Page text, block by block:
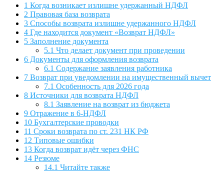
1 Когда возникает излишне удержанный НДФЛ
2 Правовая база возврата
3 Способы возврата излишне удержанного НДФЛ
4 Где находится документ «Возврат НДФЛ»
5 Заполнение документа
5.1 Что делает документ при проведении
6 Документы для оформления возврата
6.1 Содержание заявления работника
7 Возврат при уведомлении на имущественный вычет
7.1 Особенность для 2026 года
8 Источники для возврата НДФЛ
8.1 Заявление на возврат из бюджета
9 Отражение в 6-НДФЛ
10 Бухгалтерские проводки
11 Сроки возврата по ст. 231 НК РФ
12 Типовые ошибки
13 Когда возврат идёт через ФНС
14 Резюме
14.1 Читайте также